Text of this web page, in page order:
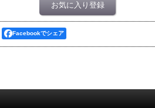
お気に入り登録
Facebookでシェア